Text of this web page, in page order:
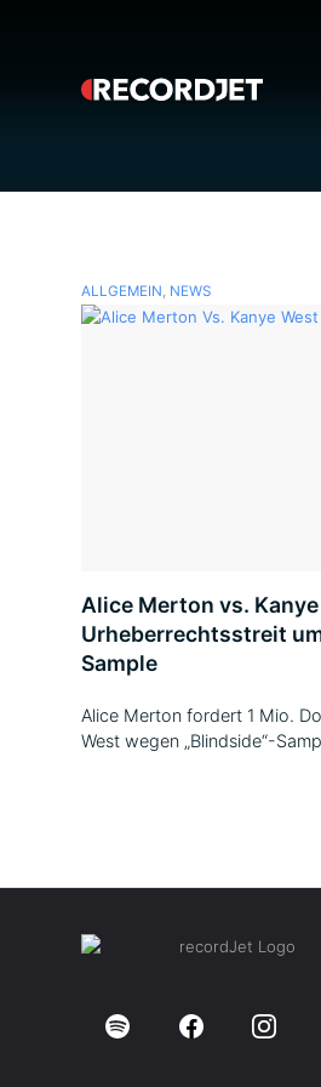
ALLGEMEIN, NEWS
Alice Merton vs.
Urheberrechtsstreit
Sample
Alice Merton fordert 1 Mio.
West wegen „Blindside“-